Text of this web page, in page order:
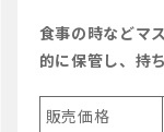
食事の時などマ
的に保管し、持
販売価格